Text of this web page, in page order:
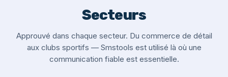
Secteurs
Approuvé dans chaque secteur. Du commerce de détail
aux clubs sportifs — Smstools est utilisé là où une
communication fiable est essentielle.